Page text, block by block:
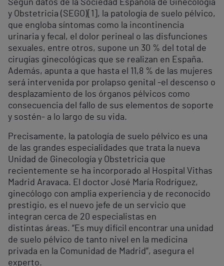
Según datos de la Sociedad Española de Ginecología
y Obstetricia (SEGO)[1], la patología de suelo pélvico,
que engloba síntomas como la incontinencia
urinaria y fecal, el dolor perineal o las disfunciones
sexuales, entre otros, supone un 30 % del total de
cirugías ginecológicas que se realizan en España.
Además, apunta a que hasta el 11,8 % de las mujeres
será intervenida por prolapso genital -el descenso o
desplazamiento de los órganos pélvicos como
consecuencia del fallo de sus elementos de soporte
y sostén- a lo largo de su vida.
Precisamente, la patología de suelo pélvico es una
de las grandes especialidades que trata la nueva
Unidad de Ginecología y Obstetricia que
recientemente se ha incorporado al Hospital Vithas
Madrid Aravaca. El doctor José María Rodríguez,
ginecólogo con amplia experiencia y de reconocido
prestigio, es el nuevo jefe de un servicio que
integran cerca de 20 especialistas en
distintas áreas. “Es muy difícil encontrar una unidad
de suelo pélvico de tanto nivel en la medicina
privada en la Comunidad de Madrid”, asegura el
experto.